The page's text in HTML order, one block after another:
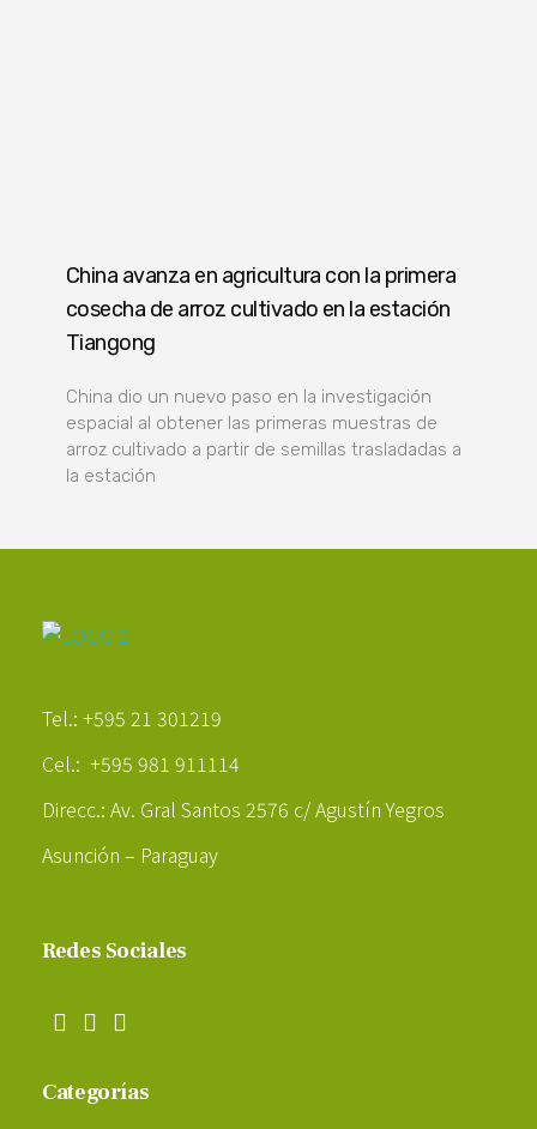
China avanza en agricultura con la primera
cosecha de arroz cultivado en la estación
Tiangong
China dio un nuevo paso en la investigación
espacial al obtener las primeras muestras de
arroz cultivado a partir de semillas trasladadas a
la estación
Tel.: +595 21 301219
Cel.: +595 981 911114
Direcc.: Av. Gral Santos 2576 c/ Agustín Yegros
Asunción – Paraguay
Redes Sociales
Categorías